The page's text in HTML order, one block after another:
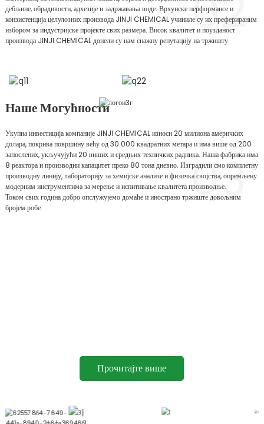
дебљине, обрадивости, адхезије и задржавања воде. Врхунске перформансе и
конзистенција целулозних производа JINJI CHEMICAL учиниле су их преферираним
избором за индустријске пројекте свих размера. Висок квалитет и поузданост
производа JINJI CHEMICAL донели су нам снажну репутацију на тржишту.
03
Наше Могућности
Укупна инвестиција компаније JINJI CHEMICAL износи 20 милиона америчких
долара, покрива површину већу од 30.000 квадратних метара и има више од 200
запослених, укључујући 20 виших и средњих техничких радника. Наша фабрика има
8 реактора и производни капацитет преко 80 тона дневно. Изградили смо комплетну
производну линију, лабораторију за хемијске анализе и физичка својства, опремљену
модерним инструментима за мерење и испитивање квалитета производње.
Током свих година добро опслужујемо домаће и инострано тржиште довољним
бројем робе.
Прочитајте више